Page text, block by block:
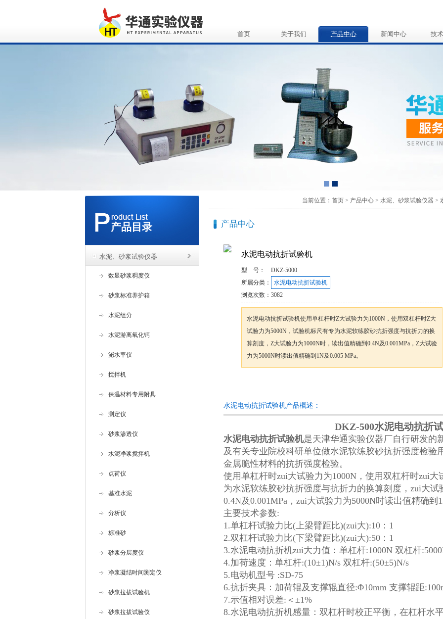
首页 关于我们 产品中心 新闻中心 技
产品目录
水泥、砂浆试验仪器
数显砂浆稠度仪
砂浆标准养护箱
水泥组分
水泥游离氧化钙
泌水率仪
搅拌机
保温材料专用附具
测定仪
砂浆渗透仪
水泥净浆搅拌机
点荷仪
基准水泥
分析仪
标准砂
砂浆分层度仪
净浆凝结时间测定仪
砂浆拉拔试验机
砂浆拉拔试验仪
当前位置： 首页 > 产品中心 > 水泥、砂浆试验仪器 >
产品中心
水泥电动抗折试验机
型 号：
DKZ-5000
所属分类：
水泥电动抗折试验机
浏览次数： 3082
水泥电动抗折试验机使用单杠杆时Z大试验力为1000N，使用双杠杆时Z大
试验力为5000N，试验机标尺有专为水泥软练胶砂抗折强度与抗折力的换
算刻度，Z大试验力为1000N时，读出值精确到0.4N及0.001MPa，Z大试验
力为5000N时读出值精确到1N及0.005 MPa。
水泥电动抗折试验机产品概述：
DKZ-500水泥电动抗折
水泥电动抗折试验机是天津华通实验仪器厂自行研发的
及有关专业院校科研单位做水泥软练胶砂抗折强度检验
金属脆性材料的抗折强度检验。
使用单杠杆时zui大试验力为1000N，使用双杠杆时zui
为水泥软练胶砂抗折强度与抗折力的换算刻度，zui大试
0.4N及0.001MPa，zui大试验力为5000N时读出值精确到
主要技术参数:
1.单杠杆试验力比(上梁臂距比)(zui大):10：1
2.双杠杆试验力比(下梁臂距比)(zui大):50：1
3.水泥电动抗折机zui大力值：单杠杆:1000N 双杠杆
4.加荷速度：单杠杆:(10±1)N/s 双杠杆:(50±5)N/s
5.电动机型号 :SD-75
6.抗折夹具：加荷辊及支撑辊直径:Φ10mm 支撑辊距
7.示值相对误差:＜±1%
8.水泥电动抗折机感量：双杠杆时校正平衡，在杠杆水